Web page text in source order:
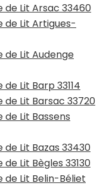
Lit Arsac 33460
de Lit Artigues-
de Lit Audenge
Lit Barp 33114
Lit Barsac 33720
Lit Bassens
Lit Bazas 33430
Lit Bègles 33130
Lit Belin-Béliet